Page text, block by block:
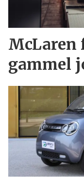
McLaren
gammel